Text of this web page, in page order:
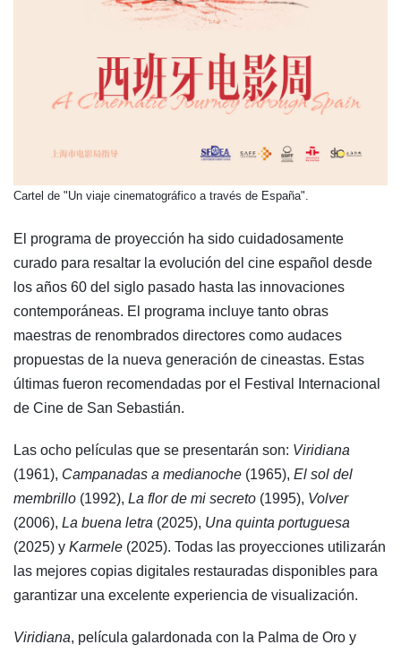
​Cartel de "Un viaje cinematográfico a través de España".
El programa de proyección ha sido cuidadosamente
curado para resaltar la evolución del cine español desde
los años 60 del siglo pasado hasta las innovaciones
contemporáneas. El programa incluye tanto obras
maestras de renombrados directores como audaces
propuestas de la nueva generación de cineastas. Estas
últimas fueron recomendadas por el Festival Internacional
de Cine de San Sebastián.
Las ocho películas que se presentarán son: Viridiana
(1961), Campanadas a medianoche (1965), El sol del
membrillo (1992), La flor de mi secreto (1995), Volver
(2006), La buena letra (2025), Una quinta portuguesa
(2025) y Karmele (2025). Todas las proyecciones utilizarán
las mejores copias digitales restauradas disponibles para
garantizar una excelente experiencia de visualización.
Viridiana, película galardonada con la Palma de Oro y